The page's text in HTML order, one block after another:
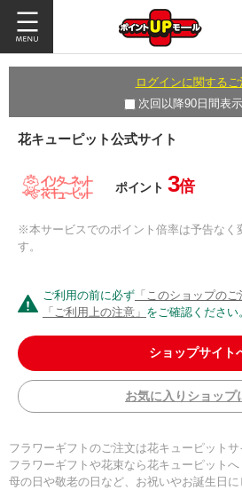
ログインに関するご
次回以降90日間表
花キューピット公式サイト
ポイント 3倍
※本サービスでのポイント倍率は予告なく
す。
ご利用の前に必ず 「このショップのご
「ご利用上の注意」 をご確認ください
ショップサイト
お気に入りショップ
フラワーギフトのご注文は花キューピットサ
フラワーギフトや花束なら花キューピットへ
母の日や敬老の日など、お祝いやお誕生日